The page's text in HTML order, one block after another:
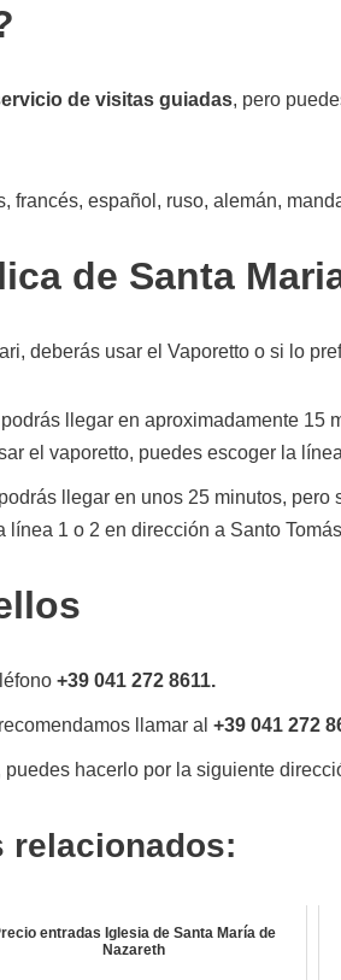
de visitas guiadas, pero
francés, español, ruso, alemán,
de Santa
deberás usar el Vaporetto o si lo
llegar en aproximadamente 15
el vaporetto, puedes escoger la
llegar en unos 25 minutos, pero
1 o 2 en dirección a Santo
+39 041 272 8611.
llamar al +39 041 272
hacerlo por la siguiente
relacionados:
entradas Iglesia de Santa María de
Nazareth